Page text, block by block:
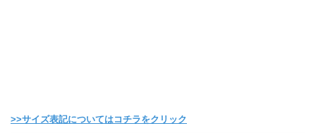
>>サイズ表記についてはコチラをクリック